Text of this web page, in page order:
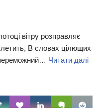
вітру розправляє
В словах цілющих
Читати далі